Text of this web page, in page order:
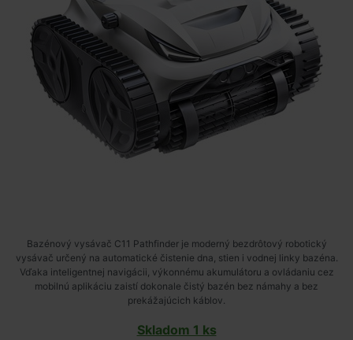
Bazénový vysávač C11 Pathfinder je moderný bezdrôtový robotický
vysávač určený na automatické čistenie dna, stien i vodnej linky bazéna.
Vďaka inteligentnej navigácii, výkonnému akumulátoru a ovládaniu cez
mobilnú aplikáciu zaistí dokonale čistý bazén bez námahy a bez
prekážajúcich káblov.
Skladom 1 ks